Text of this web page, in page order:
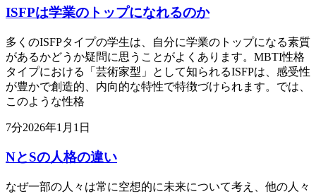
ISFPは学業のトップになれるのか
多くのISFPタイプの学生は、自分に学業のトップになる素質
があるかどうか疑問に思うことがよくあります。MBTI性格
タイプにおける「芸術家型」として知られるISFPは、感受性
が豊かで創造的、内向的な特性で特徴づけられます。では、
このような性格
7分2026年1月1日
NとSの人格の違い
なぜ一部の人々は常に空想的に未来について考え、他の人々